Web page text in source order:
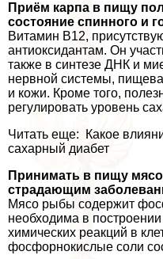
Приём карпа в пищу
состояние спинного и
Витамин В12,
антиоксидантам. Он
также в синтезе ДНК и
нервной системы,
и кожи. Кроме того,
регулировать уровень
Читать еще: Какое
сахарный диабет
Принимать в пищу
страдающим
Мясо рыбы содержит
необходима в
химических реакций в
фосфорнокислые соли